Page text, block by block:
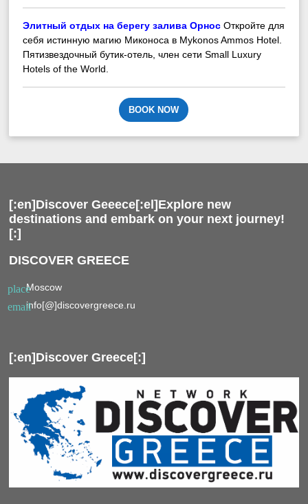
Элитный отдых на берегу залива ОрносОткройте для
себя истинную магию Миконоса в Mykonos Ammos Hotel.
Пятизвездочный бутик-отель, член сети Small Luxury
Hotels of the World.
BOOK NOW
[:en]Discover Geeece[:el]Explore new
destinations and embark on your next journey!
[:]
DISCOVER GREECE
placeMoscow
emailinfo[@]discovergreece.ru
[:en]Discover Greece[:]